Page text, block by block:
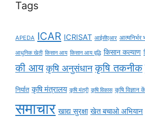
Tags
APEDA ICAR ICRISAT आईसीएआर आत्मनिर्भर
आधुनिक खेती किसान आय किसान आय वृद्धि किसान कल्याण
की आय कृषि अनुसंधान कृषि तकनीक
निर्यात कृषि मंत्रालय कृषि मंत्री कृषि विकास कृषि विज्ञान
समाचार खाद्य सुरक्षा खेत बचाओ अभियान